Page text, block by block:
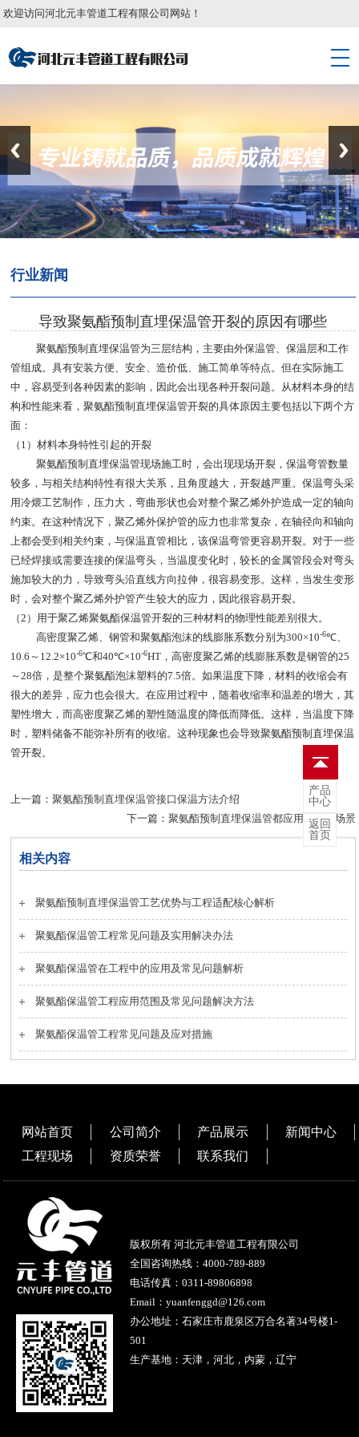
欢迎访问河北元丰管道工程有限公司网站！
行业新闻
导致聚氨酯预制直埋保温管开裂的原因有哪些
聚氨酯预制直埋保温管为三层结构，主要由外保温管、保温层和工作
管组成。具有安装方便、安全、造价低、施工简单等特点。但在实际施工
中，容易受到各种因素的影响，因此会出现各种开裂问题。从材料本身的结
构和性能来看，聚氨酯预制直埋保温管开裂的具体原因主要包括以下两个方
面：
（ 1 ）材料本身特性引起的开裂
聚氨酯预制直埋保温管现场施工时，会出现现场开裂，保温弯管数量
较多，与相关结构特性有很大关系，且角度越大，开裂越严重。保温弯头采
用冷煨工艺制作，压力大，弯曲形状也会对整个聚乙烯外护造成一定的轴向
约束。在这种情况下，聚乙烯外保护管的应力也非常复杂，在轴径向和轴向
上都会受到相关约束，与保温直管相比，该保温弯管更容易开裂。对于一些
已经焊接或需要连接的保温弯头，当温度变化时，较长的金属管段会对弯头
施加较大的力，导致弯头沿直线方向拉伸，很容易变形。这样，当发生变形
时，会对整个聚乙烯外护管产生较大的应力，因此很容易开裂。
（2 ）用于聚乙烯聚氨酯保温管开裂的三种材料的物理性能差别很大。
高密度聚乙烯、钢管和聚氨酯泡沫的线膨胀系数分别为300×10-6℃、
10.6 ～ 12.2×10-6℃和40℃×10-6HT ，高密度聚乙烯的线膨胀系数是钢管的25
～28倍，是整个聚氨酯泡沫塑料的7.5倍。如果温度下降，材料的收缩会有
很大的差异，应力也会很大。在应用过程中，随着收缩率和温差的增大，其
塑性增大，而高密度聚乙烯的塑性随温度的降低而降低。这样，当温度下降
时，塑料储备不能弥补所有的收缩。这种现象也会导致聚氨酯预制直埋保温
管开裂。
上一篇：聚氨酯预制直埋保温管接口保温方法介绍
下一篇： 聚氨酯预制直埋保温管都应用在哪些场景
相关内容
聚氨酯预制直埋保温管工艺优势与工程适配核心解析
聚氨酯保温管工程常见问题及实用解决办法
聚氨酯保温管在工程中的应用及常见问题解析
聚氨酯保温管工程应用范围及常见问题解决方法
聚氨酯保温管工程常见问题及应对措施
网站首页 公司简介 产品展示
新闻中心
工程现场
资质荣誉 联系我们
版权所有 河北元丰管道工程有限公司
全国咨询热线： 4000-789-889
电话传真：0311-89806898
Email：yuanfenggd@126.com
办公地址：石家庄市鹿泉区万合名著34号楼1-
501
生产基地：天津，河北，内蒙，辽宁
产品
中心
返回
首页